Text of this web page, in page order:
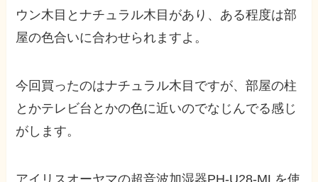
ウン木目とナチュラル木目があり、ある程度は部
屋の色合いに合わせられますよ。
今回買ったのはナチュラル木目ですが、部屋の柱
とかテレビ台とかの色に近いのでなじんでる感じ
がします。
アイリスオーヤマの超音波加湿器PH-U28-MLを使